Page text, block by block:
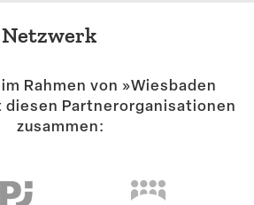
Rahmen von »Wiesbaden
diesen Partner­or­ga­ni­sa­tionen
zusammen: